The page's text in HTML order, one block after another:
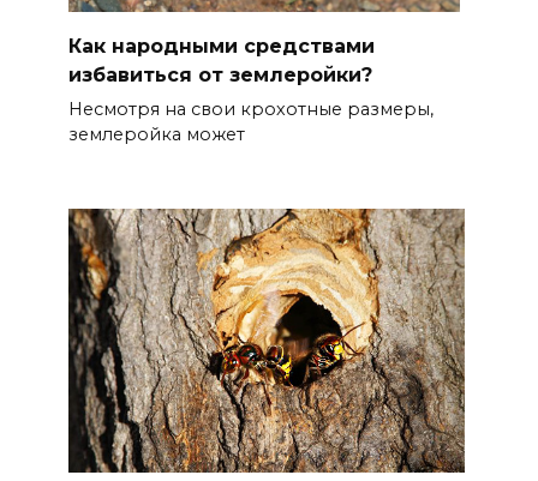
Как народными средствами
избавиться от землеройки?
Несмотря на свои крохотные размеры,
землеройка может